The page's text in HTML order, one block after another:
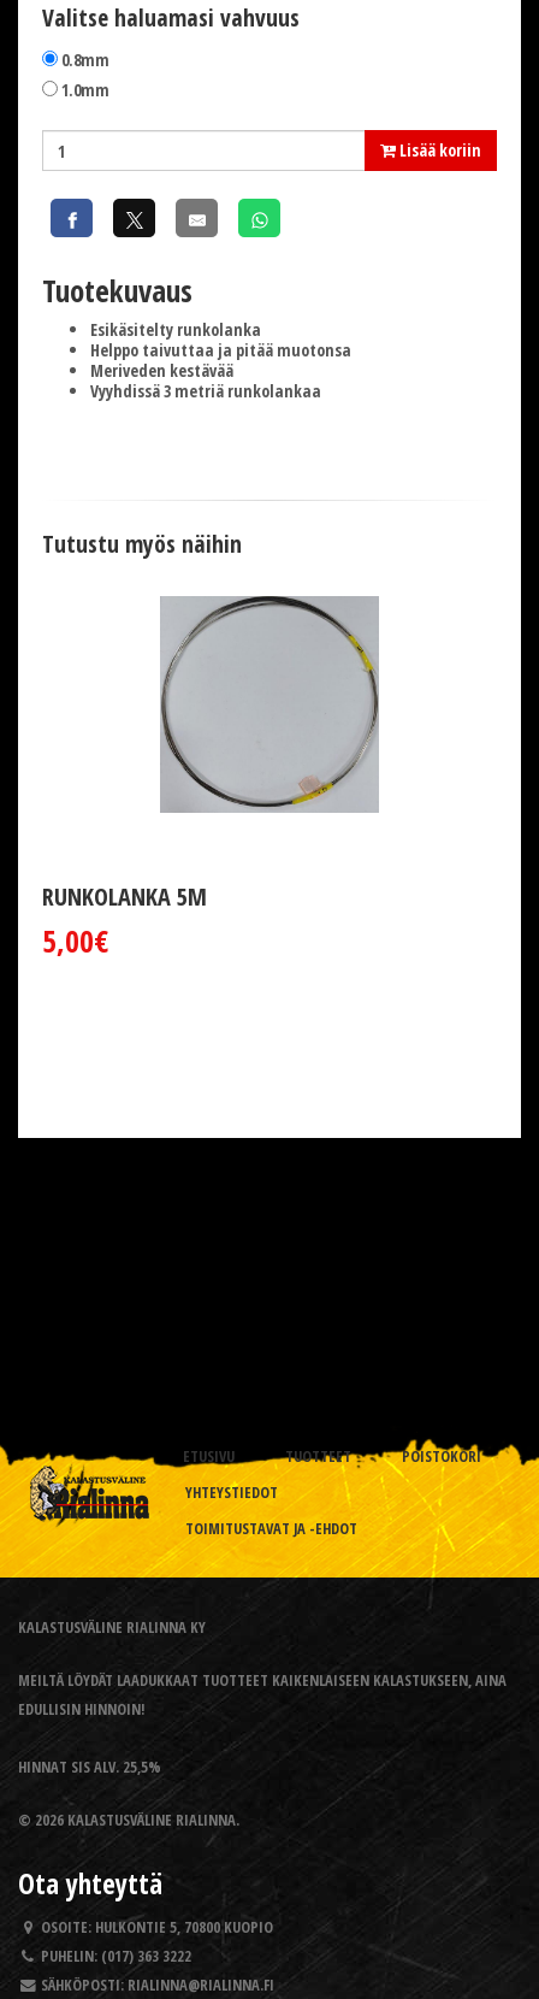
Valitse haluamasi vahvuus
0.8mm
1.0mm
Lisää koriin
Tuotekuvaus
Esikäsitelty runkolanka
Helppo taivuttaa ja pitää muotonsa
Meriveden kestävää
Vyyhdissä 3 metriä runkolankaa
Tutustu myös näihin
RUNKOLANKA 5M
5,00€
ETUSIVU TUOTTEET
POISTOKORI
YHTEYSTIEDOT
TOIMITUSTAVAT JA -EHDOT
KALASTUSVÄLINE RIALINNA KY
MEILTÄ LÖYDÄT LAADUKKAAT TUOTTEET KAIKENLAISEEN KALASTUKSEEN, AINA
EDULLISIN HINNOIN!
HINNAT SIS ALV. 25,5%
© 2026 KALASTUSVÄLINE RIALINNA.
Ota yhteyttä
OSOITE: HULKONTIE 5, 70800 KUOPIO
PUHELIN: (017) 363 3222
SÄHKÖPOSTI: RIALINNA@RIALINNA.FI